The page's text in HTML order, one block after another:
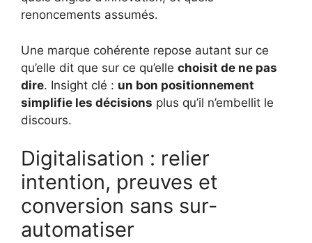
renoncements assumés.
Une marque cohérente repose autant sur ce
qu’elle dit que sur ce qu’elle choisit de ne pas
dire. Insight clé : un bon positionnement
simplifie les décisions plus qu’il n’embellit le
discours.
Digitalisation : relier
intention, preuves et
conversion sans sur-
automatiser